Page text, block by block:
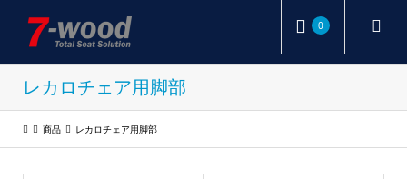
0
レカロチェア用脚部
商品 レカロチェア用脚部